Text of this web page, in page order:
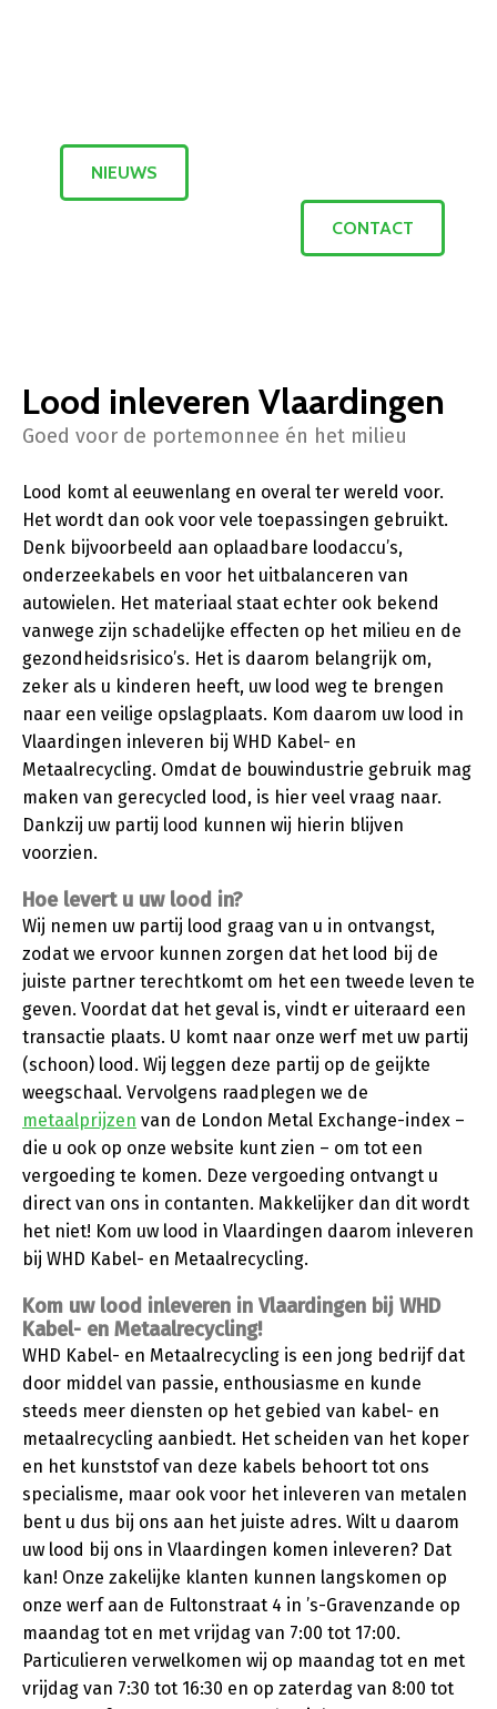
NIEUWS
CONTACT
Lood inleveren Vlaardingen
Goed voor de portemonnee én het milieu
Lood komt al eeuwenlang en overal ter wereld voor.
Het wordt dan ook voor vele toepassingen gebruikt.
Denk bijvoorbeeld aan oplaadbare loodaccu’s,
onderzeekabels en voor het uitbalanceren van
autowielen. Het materiaal staat echter ook bekend
vanwege zijn schadelijke effecten op het milieu en de
gezondheidsrisico’s. Het is daarom belangrijk om,
zeker als u kinderen heeft, uw lood weg te brengen
naar een veilige opslagplaats. Kom daarom uw lood in
Vlaardingen inleveren bij WHD Kabel- en
Metaalrecycling. Omdat de bouwindustrie gebruik mag
maken van gerecycled lood, is hier veel vraag naar.
Dankzij uw partij lood kunnen wij hierin blijven
voorzien.
Hoe levert u uw lood in?
Wij nemen uw partij lood graag van u in ontvangst,
zodat we ervoor kunnen zorgen dat het lood bij de
juiste partner terechtkomt om het een tweede leven te
geven. Voordat dat het geval is, vindt er uiteraard een
transactie plaats. U komt naar onze werf met uw partij
(schoon) lood. Wij leggen deze partij op de geijkte
weegschaal. Vervolgens raadplegen we de
metaalprijzen van de London Metal Exchange-index –
die u ook op onze website kunt zien – om tot een
vergoeding te komen. Deze vergoeding ontvangt u
direct van ons in contanten. Makkelijker dan dit wordt
het niet! Kom uw lood in Vlaardingen daarom inleveren
bij WHD Kabel- en Metaalrecycling.
Kom uw lood inleveren in Vlaardingen bij WHD
Kabel- en Metaalrecycling!
WHD Kabel- en Metaalrecycling is een jong bedrijf dat
door middel van passie, enthousiasme en kunde
steeds meer diensten op het gebied van kabel- en
metaalrecycling aanbiedt. Het scheiden van het koper
en het kunststof van deze kabels behoort tot ons
specialisme, maar ook voor het inleveren van metalen
bent u dus bij ons aan het juiste adres. Wilt u daarom
uw lood bij ons in Vlaardingen komen inleveren? Dat
kan! Onze zakelijke klanten kunnen langskomen op
onze werf aan de Fultonstraat 4 in ’s-Gravenzande op
maandag tot en met vrijdag van 7:00 tot 17:00.
Particulieren verwelkomen wij op maandag tot en met
vrijdag van 7:30 tot 16:30 en op zaterdag van 8:00 tot